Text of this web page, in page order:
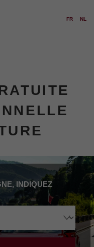
FR NL
INDIQUEZ